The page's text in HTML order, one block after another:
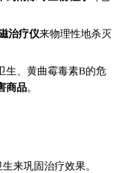
治疗仪来物理性地杀灭
生、黄曲霉毒素B的危
商品。
来巩固治疗效果。